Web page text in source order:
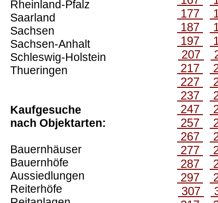
Rheinland-Pfalz
Saarland
Sachsen
Sachsen-Anhalt
Schleswig-Holstein
Thueringen
Kaufgesuche
nach Objektarten:
Bauernhäuser
Bauernhöfe
Aussiedlungen
Reiterhöfe
177
187
197
207
217
227
237
247
257
267
277
287
297
307